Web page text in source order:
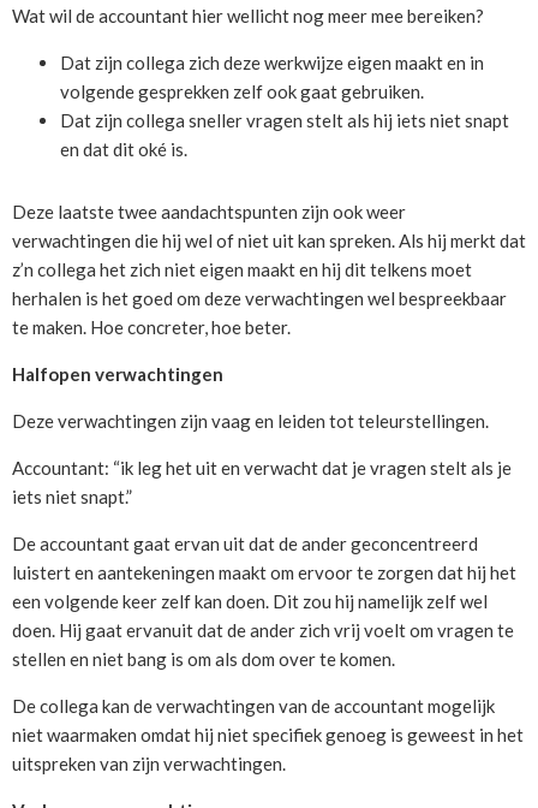
Wat wil de accountant hier wellicht nog meer mee bereiken?
Dat zijn collega zich deze werkwijze eigen maakt en in
volgende gesprekken zelf ook gaat gebruiken.
Dat zijn collega sneller vragen stelt als hij iets niet snapt
en dat dit oké is.
Deze laatste twee aandachtspunten zijn ook weer
verwachtingen die hij wel of niet uit kan spreken. Als hij merkt dat
z’n collega het zich niet eigen maakt en hij dit telkens moet
herhalen is het goed om deze verwachtingen wel bespreekbaar
te maken. Hoe concreter, hoe beter.
Halfopen verwachtingen
Deze verwachtingen zijn vaag en leiden tot teleurstellingen.
Accountant: “ik leg het uit en verwacht dat je vragen stelt als je
iets niet snapt.”
De accountant gaat ervan uit dat de ander geconcentreerd
luistert en aantekeningen maakt om ervoor te zorgen dat hij het
een volgende keer zelf kan doen. Dit zou hij namelijk zelf wel
doen. Hij gaat ervanuit dat de ander zich vrij voelt om vragen te
stellen en niet bang is om als dom over te komen.
De collega kan de verwachtingen van de accountant mogelijk
niet waarmaken omdat hij niet specifiek genoeg is geweest in het
uitspreken van zijn verwachtingen.